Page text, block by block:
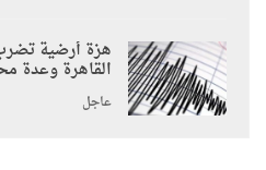
هزة أرضية
القاهرة وعدة
عاجل